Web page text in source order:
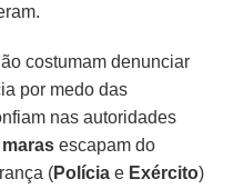
costumam denunciar
por medo das
nas autoridades
maras escapam do
(Políciae Exército)